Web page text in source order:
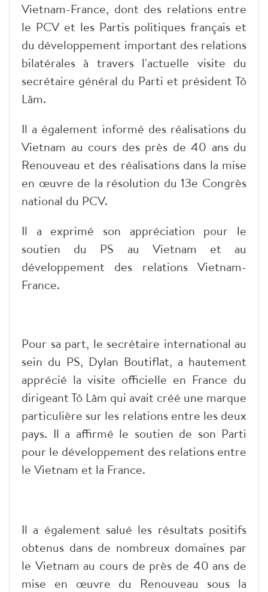
Vietnam-France, dont des relations entre
le PCV et les Partis politiques français et
du développement important des relations
bilatérales à travers l'actuelle visite du
secrétaire général du Parti et président Tô
Lâm.
Il a également informé des réalisations du
Vietnam au cours des près de 40 ans du
Renouveau et des réalisations dans la mise
en œuvre de la résolution du 13e Congrès
national du PCV.
Il a exprimé son appréciation pour le
soutien du PS au Vietnam et au
développement des relations Vietnam-
France.
Pour sa part, le secrétaire international au
sein du PS, Dylan Boutiflat, a hautement
apprécié la visite officielle en France du
dirigeant Tô Lâm qui avait créé une marque
particulière sur les relations entre les deux
pays. Il a affirmé le soutien de son Parti
pour le développement des relations entre
le Vietnam et la France.
Il a également salué les résultats positifs
obtenus dans de nombreux domaines par
le Vietnam au cours de près de 40 ans de
mise en œuvre du Renouveau sous la